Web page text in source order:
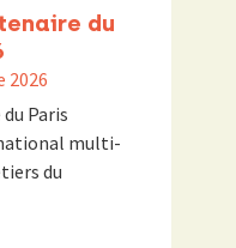
du
2026
Paris
multi-
du